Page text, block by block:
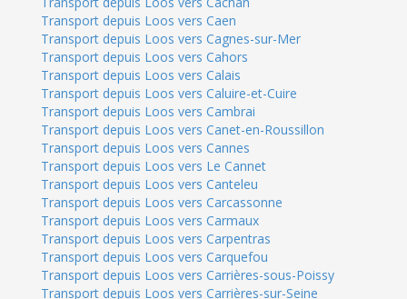
Transport depuis Loos vers Caen
Transport depuis Loos vers Cagnes-sur-Mer
Transport depuis Loos vers Cahors
Transport depuis Loos vers Calais
Transport depuis Loos vers Caluire-et-Cuire
Transport depuis Loos vers Cambrai
Transport depuis Loos vers Canet-en-Roussillon
Transport depuis Loos vers Cannes
Transport depuis Loos vers Le Cannet
Transport depuis Loos vers Canteleu
Transport depuis Loos vers Carcassonne
Transport depuis Loos vers Carmaux
Transport depuis Loos vers Carpentras
Transport depuis Loos vers Carquefou
Transport depuis Loos vers Carrières-sous-Poissy
Transport depuis Loos vers Carrières-sur-Seine